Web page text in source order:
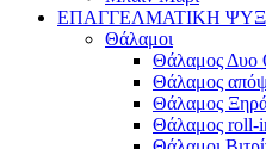
ΕΠΑΓΓΕΛΜΑΤΙΚΗ
Θάλαμοι
Θάλαμος Δυο
Θάλαμος
Θάλαμος
Θάλαμος roll-